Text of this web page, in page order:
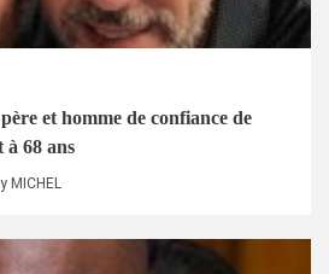
et homme de confiance de
à 68 ans
MICHEL